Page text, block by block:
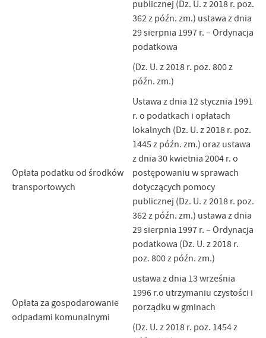
publicznej (Dz. U. z 2018 r. poz.
362 z późn. zm.) ustawa z dnia
29 sierpnia 1997 r. – Ordynacja
podatkowa
(Dz. U. z 2018 r. poz. 800 z
późn. zm.)
Opłata podatku od środków
transportowych
Ustawa z dnia 12 stycznia 1991
r. o podatkach i opłatach
lokalnych (Dz. U. z 2018 r. poz.
1445 z późn. zm.) oraz ustawa
z dnia 30 kwietnia 2004 r. o
postępowaniu w sprawach
dotyczących pomocy
publicznej (Dz. U. z 2018 r. poz.
362 z późn. zm.) ustawa z dnia
29 sierpnia 1997 r. – Ordynacja
podatkowa (Dz. U. z 2018 r.
poz. 800 z późn. zm.)
Opłata za gospodarowanie
odpadami komunalnymi
ustawa z dnia 13 września
1996 r.o utrzymaniu czystości i
porządku w gminach
(Dz. U. z 2018 r. poz. 1454 z